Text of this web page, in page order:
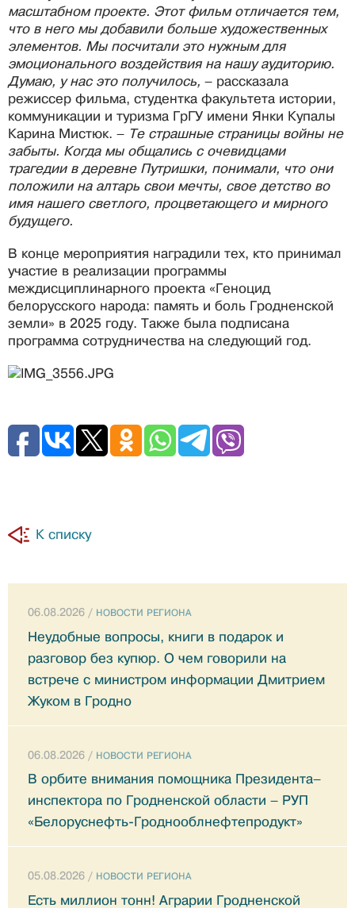
масштабном проекте. Этот фильм отличается тем,
что в него мы добавили больше художественных
элементов. Мы посчитали это нужным для
эмоционального воздействия на нашу аудиторию.
Думаю, у нас это получилось, – рассказала
режиссер фильма, студентка факультета истории,
коммуникации и туризма ГрГУ имени Янки Купалы
Карина Мистюк. – Те страшные страницы войны не
забыты. Когда мы общались с очевидцами
трагедии в деревне Путришки, понимали, что они
положили на алтарь свои мечты, свое детство во
имя нашего светлого, процветающего и мирного
будущего.
В конце мероприятия наградили тех, кто принимал
участие в реализации программы
междисциплинарного проекта «Геноцид
белорусского народа: память и боль Гродненской
земли» в 2025 году. Также была подписана
программа сотрудничества на следующий год.
К списку
06.08.2026 / НОВОСТИ РЕГИОНА
Неудобные вопросы, книги в подарок и
разговор без купюр. О чем говорили на
встрече с министром информации Дмитрием
Жуком в Гродно
06.08.2026 / НОВОСТИ РЕГИОНА
В орбите внимания помощника Президента–
инспектора по Гродненской области – РУП
«Белоруснефть-Гроднооблнефтепродукт»
05.08.2026 / НОВОСТИ РЕГИОНА
Есть миллион тонн! Аграрии Гродненской